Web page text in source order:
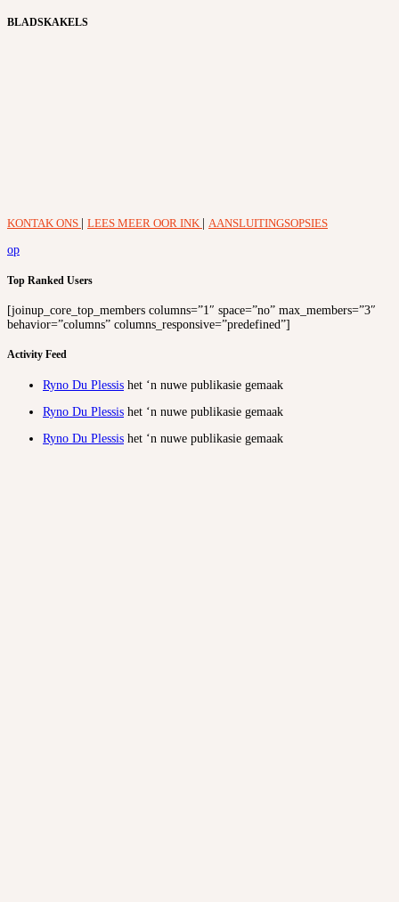
BLADSKAKELS
KONTAK ONS LEES MEER OOR INK
AANSLUITINGSOPSIES
op
Top Ranked Users
[joinup_core_top_members columns=”1″ space=”no” max_members=”3″
behavior=”columns” columns_responsive=”predefined”]
Activity Feed
Ryno Du Plessis het ‘n nuwe publikasie gemaak
Ryno Du Plessis het ‘n nuwe publikasie gemaak
Ryno Du Plessis het ‘n nuwe publikasie gemaak